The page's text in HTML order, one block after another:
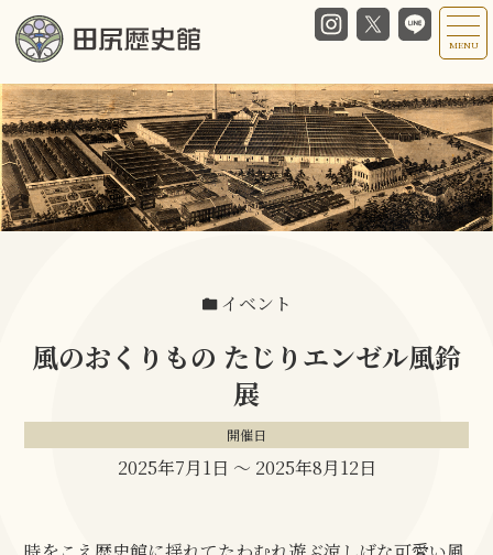
MENU
イベント
風のおくりもの たじりエンゼル風鈴
展
開催日
2025年7月1日 〜 2025年8月12日